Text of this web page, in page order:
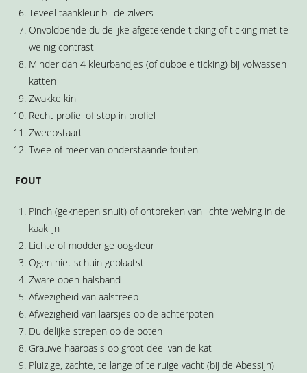
Teveel taankleur bij de zilvers
Onvoldoende duidelijke afgetekende ticking of ticking met te
weinig contrast
Minder dan 4 kleurbandjes (of dubbele ticking) bij volwassen
katten
Zwakke kin
Recht profiel of stop in profiel
Zweepstaart
Twee of meer van onderstaande fouten
FOUT
Pinch (geknepen snuit) of ontbreken van lichte welving in de
kaaklijn
Lichte of modderige oogkleur
Ogen niet schuin geplaatst
Zware open halsband
Afwezigheid van aalstreep
Afwezigheid van laarsjes op de achterpoten
Duidelijke strepen op de poten
Grauwe haarbasis op groot deel van de kat
Pluizige, zachte, te lange of te ruige vacht (bij de Abessijn)